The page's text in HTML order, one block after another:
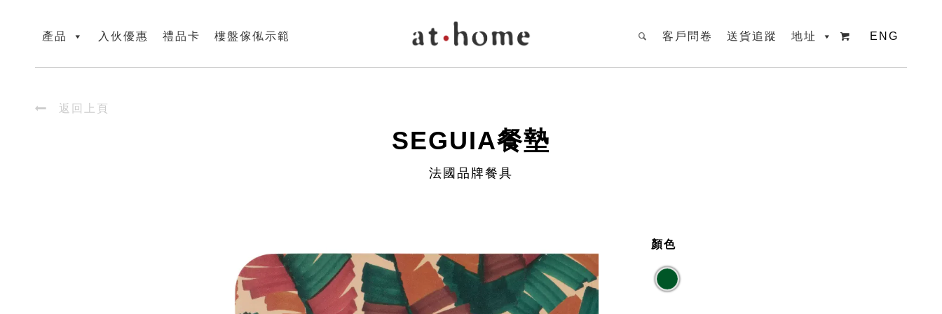
產品 入伙優惠 禮品卡 樓盤傢俬示範 
地址
送貨追蹤
客戶問卷 ENG
 返回上頁
SEGUIA餐墊
法國品牌餐具
顏色